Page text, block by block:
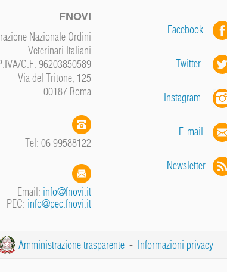
FNOVI
Nazionale Ordini
Veterinari Italiani
C.F. 96203850589
Via del Tritone, 125
00187 Roma
Tel: 06 99588122
Email: info@fnovi.it
PEC: info@pec.fnovi.it
Facebook
Twitter
Instagram
E-mail
Newsletter
Amministrazione trasparente- Informazioni privacy